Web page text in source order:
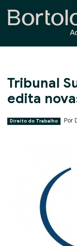
Tribunal
edita
Direito do Trabalho Por